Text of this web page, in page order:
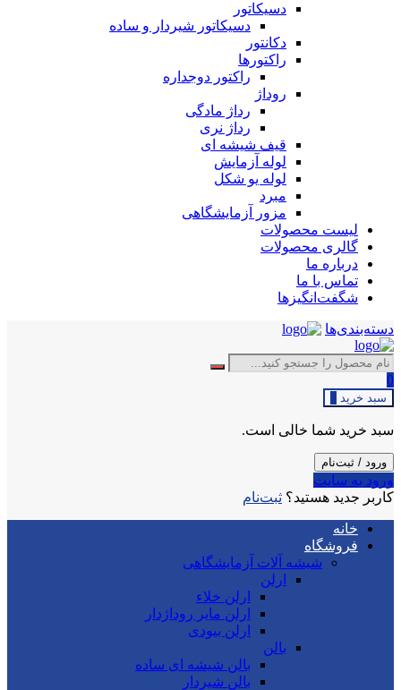
دسیکاتور
دسیکاتور شیردار و ساده
دکانتور
راکتورها
راکتور دوجداره
روداژ
رداژ مادگی
رداژ نری
قیف شیشه ای
لوله آزمایش
لوله یو شکل
مبرد
مزور آزمایشگاهی
لیست محصولات
گالری محصولات
درباره ما
تماس با ما
شگفت‌انگیزها
دسته‌بندی‌ها
0
سبد خرید
سبد خرید شما خالی است.
ورود / ثبت‌نام
ورود به سایت
کاربر جدید هستید؟ ثبت‌نام
خانه
فروشگاه
شیشه آلات آزمایشگاهی
ارلن
ارلن خلاء
ارلن مایر روداژدار
ارلن بیودی
بالن
بالن شیشه ای ساده
بالن شیردار